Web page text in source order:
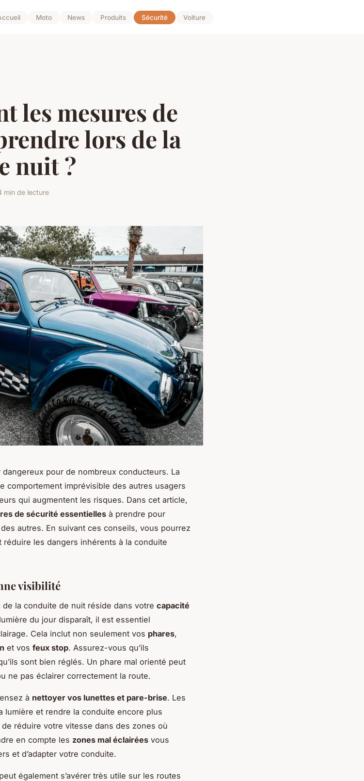
Moto News Produits Sécurité Voiture
les mesures de
lors de la
nuit ?
de lecture
dangereux pour de nombreux conducteurs. La
comportement imprévisible des autres usagers
qui augmentent les risques. Dans cet article,
de sécurité essentielles à prendre pour
autres. En suivant ces conseils, vous pourrez
les dangers inhérents à la conduite
visibilité
la conduite de nuit réside dans votre capacité
du jour disparaît, il est essentiel
Cela inclut non seulement vos phares,
et vos feux stop. Assurez-vous qu’ils
sont bien réglés. Un phare mal orienté peut
ne pas éclairer correctement la route.
à nettoyer vos lunettes et pare-brise. Les
lumière et rendre la conduite encore plus
réduire votre vitesse dans des zones où
en compte les zones mal éclairées vous
et d’adapter votre conduite.
peut également s’avérer très utile sur les routes